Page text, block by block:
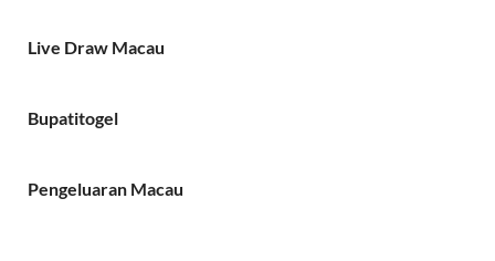
Live Draw Macau
Bupatitogel
Pengeluaran Macau